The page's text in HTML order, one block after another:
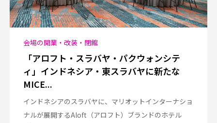
会場の開業・改装・閉館
「アロフト・スラバヤ・パクウォンシテ
ィ」インドネシア・東スラバヤに新たな
MICE...
インドネシアのスラバヤに、マリオットインターナショ
ナルが展開するAloft（アロフト）ブランドのホテル